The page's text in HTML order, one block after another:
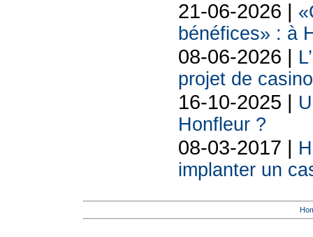
21-06-2026 |
bénéfices» : à
08-06-2026 |
projet de
16-10-2025 |
Honfleur ?
08-03-2017 |
implanter un